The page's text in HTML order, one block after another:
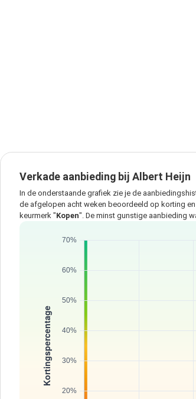
Verkade aanbieding bij Albert Heijn
In de onderstaande grafiek zie je de
de afgelopen acht weken beoordeeld op korting
keurmerk "Kopen". De minst gunstige aanbieding